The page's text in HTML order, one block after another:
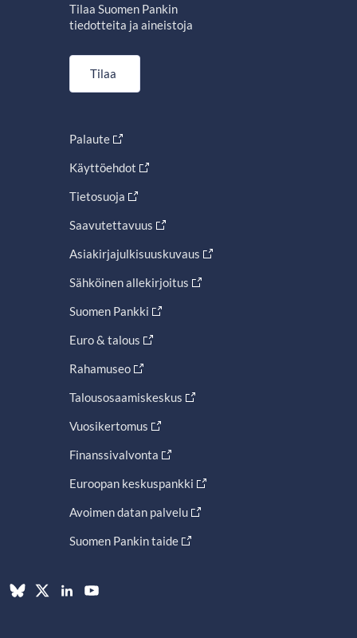
Tilaa Suomen Pankin
tiedotteita ja aineistoja
Tilaa
Palaute
Käyttöehdot
Tietosuoja
Saavutettavuus
Asiakirjajulkisuuskuvaus
Sähköinen allekirjoitus
Suomen Pankki
Euro & talous
Rahamuseo
Talousosaamiskeskus
Vuosikertomus
Finanssivalvonta
Euroopan keskuspankki
Avoimen datan palvelu
Suomen Pankin taide